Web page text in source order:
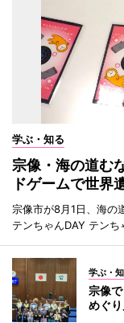
学ぶ・知る
宗像・海の道む
ドゲームで世界
宗像市が8月1日、海の
テンちゃんDAY テンち
学ぶ・
宗像
めぐ